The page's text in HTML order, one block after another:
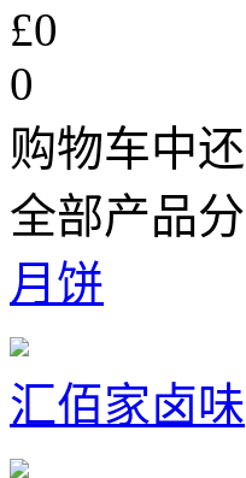
£0
0
购物车中
全部产品
月饼
汇佰家卤味